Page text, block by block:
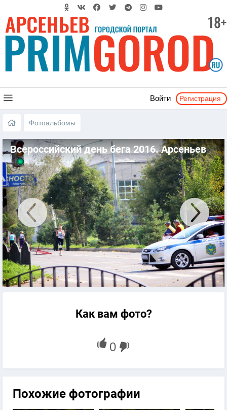
Войти Регистрация
Фотоальбомы
Всероссийский день бега 2016. Арсеньев
Как вам фото?
Похожие фотографии